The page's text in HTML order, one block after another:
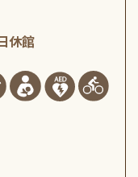
休館